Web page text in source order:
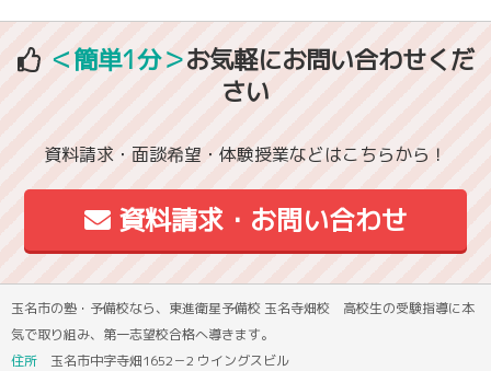
＜簡単1分＞お気軽にお問い合わせくだ
さい
資料請求・面談希望・体験授業などはこちらから！
資料請求・お問い合わせ
玉名市の塾・予備校なら、東進衛星予備校 玉名寺畑校 高校生の受験指導に本
気で取り組み、第一志望校合格へ導きます。
住所 玉名市中字寺畑1652－2 ウイングスビル